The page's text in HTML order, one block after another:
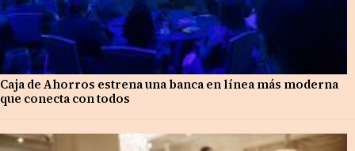
Caja de Ahorros estrena una banca en línea más moderna
que conecta con todos